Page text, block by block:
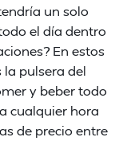
un solo
el día dentro
En estos
la pulsera del
y beber todo
cualquier hora
de precio entre